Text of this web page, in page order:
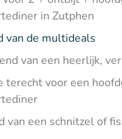
in Zutphen
van de multideals
van een heerlijk,
terecht voor een
van een schnitzel of